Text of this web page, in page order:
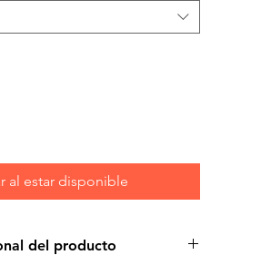
al estar disponible
del producto